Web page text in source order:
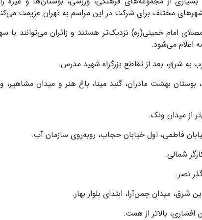
مختلف برای شرکت در این مراسم به تهران عزیمت
از این زائرشهر‌ها در مناطق 3، 4، 6 و 7 به مصلای امام خمینی(ره) نزدیک‌تر هستند و زائران
اعلام می‌شود:
به شرق، بعد از تقاطع بزرگراه شهید مدرس.
بهشت مادران، گنبد مینا، باغ هنر و میدان مشاهیر،
از میدان ونک.
فاطمی، اول خیابان حجاب، روبه‌روی سازمان آب.
شمالی.
نصر.
شرق، میدان چمن‌آرا، ابتدای بلوار بهار.
افشاری، بالاتر از همت.